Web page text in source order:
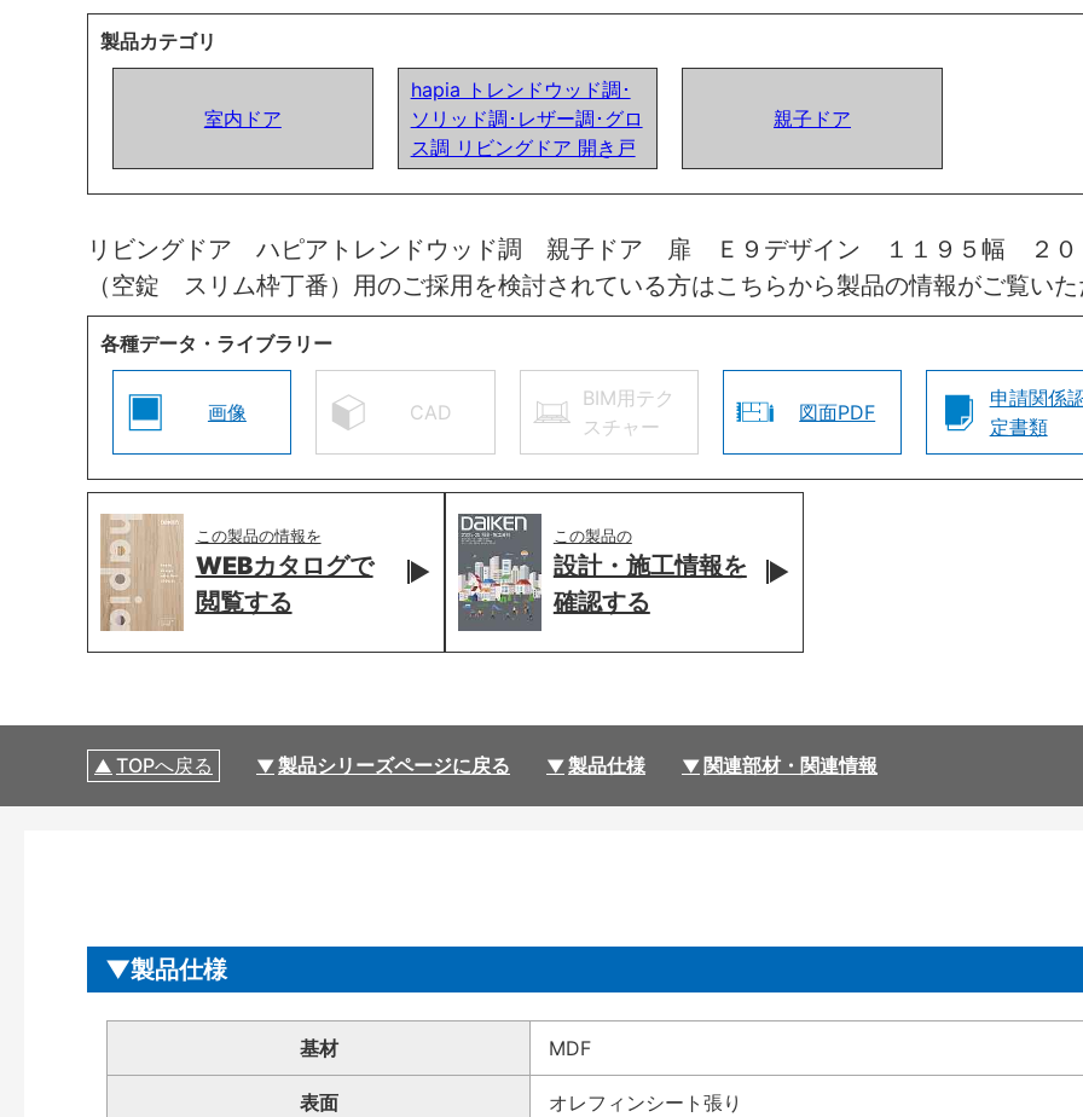
製品カテゴリ
室内ドア
hapia トレンドウッド調･
ソリッド調･レザー調･グロ
ス調 リビングドア 開き戸
親子ドア
リビングドア ハピアトレンドウッド調 親子ドア 扉 Ｅ９デザイン １１９５幅 ２
（空錠 スリム枠丁番）用のご採用を検討されている方はこちらから製品の情報がご覧い
各種データ・ライブラリー
画像 CAD
BIM用テク
スチャー
図面PDF
申請関係
定書類
この製品の情報を
WEBカタログで
閲覧する
この製品の
設計・施工情報を
確認する
TOPへ戻る 製品シリーズページに戻る 製品仕様 関連部材・関連情報
製品仕様
基材 MDF
表面 オレフィンシート張り